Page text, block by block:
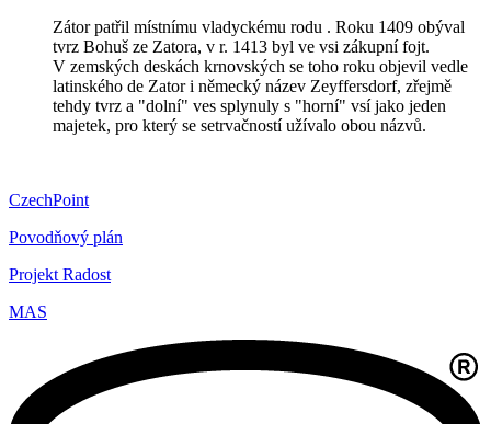
Zátor patřil místnímu vladyckému rodu . Roku 1409 obýval
tvrz Bohuš ze Zatora, v r. 1413 byl ve vsi zákupní fojt.
V zemských deskách krnovských se toho roku objevil vedle
latinského de Zator i německý název Zeyffersdorf, zřejmě
tehdy tvrz a "dolní" ves splynuly s "horní" vsí jako jeden
majetek, pro který se setrvačností užívalo obou názvů.
CzechPoint
Povodňový plán
Projekt Radost
MAS